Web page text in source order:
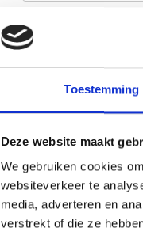
Toestemming
Deze website maakt
We gebruiken cookies
websiteverkeer te
media, adverteren en
verstrekt of die ze
E-mail: *
CV upload:
Accepteer